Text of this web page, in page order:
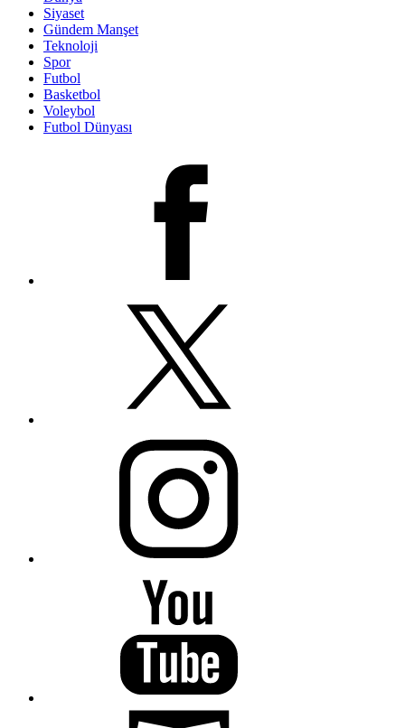
Siyaset
Gündem Manşet
Teknoloji
Spor
Futbol
Basketbol
Voleybol
Futbol Dünyası